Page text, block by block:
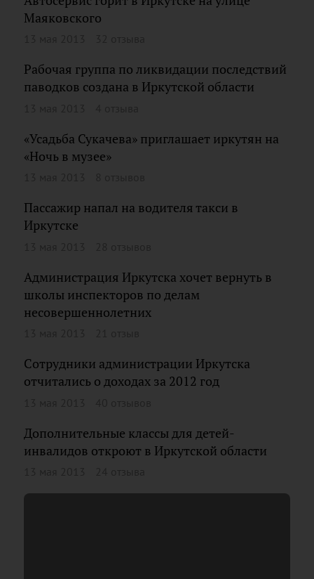
Маяковского
Рабочая группа по ликвидации последствий
паводков создана в Иркутской области
«Усадьба Сукачева» приглашает иркутян на
«Ночь в музее»
Пассажир напал на водителя такси в
Иркутске
Администрация Иркутска хочет вернуть в
школы инспекторов по делам
несовершеннолетних
Сотрудники администрации Иркутска
отчитались о доходах за 2012 год
Дополнительные классы для детей-
инвалидов откроют в Иркутской области